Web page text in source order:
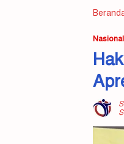
Nasional